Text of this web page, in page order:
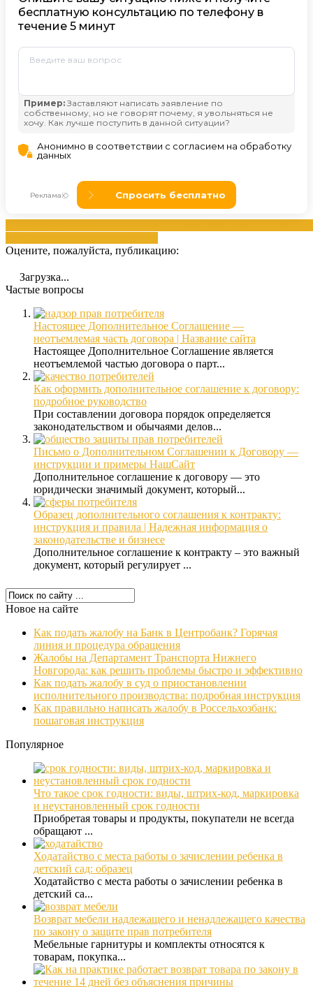
Оцените, пожалуйста, публикацию:
Загрузка...
Частые вопросы
Настоящее Дополнительное Соглашение —
неотъемлемая часть договора | Название сайта
Настоящее Дополнительное Соглашение является
неотъемлемой частью договора о парт...
Как оформить дополнительное соглашение к договору:
подробное руководство
При составлении договора порядок определяется
законодательством и обычаями делов...
Письмо о Дополнительном Соглашении к Договору —
инструкции и примеры НашСайт
Дополнительное соглашение к договору — это
юридически значимый документ, который...
Образец дополнительного соглашения к контракту:
инструкция и правила | Надежная информация о
законодательстве и бизнесе
Дополнительное соглашение к контракту – это важный
документ, который регулирует ...
Новое на сайте
Как подать жалобу на Банк в Центробанк? Горячая
линия и процедура обращения
Жалобы на Департамент Транспорта Нижнего
Новгорода: как решить проблемы быстро и эффективно
Как подать жалобу в суд о приостановлении
исполнительного производства: подробная инструкция
Как правильно написать жалобу в Россельхозбанк:
пошаговая инструкция
Популярное
Что такое срок годности: виды, штрих-код, маркировка
и неустановленный срок годности
Приобретая товары и продукты, покупатели не всегда
обращают ...
Ходатайство с места работы о зачислении ребенка в
детский сад: образец
Ходатайство с места работы о зачислении ребенка в
детский са...
Возврат мебели надлежащего и ненадлежащего качества
по закону о защите прав потребителя
Мебельные гарнитуры и комплекты относятся к
товарам, покупка...